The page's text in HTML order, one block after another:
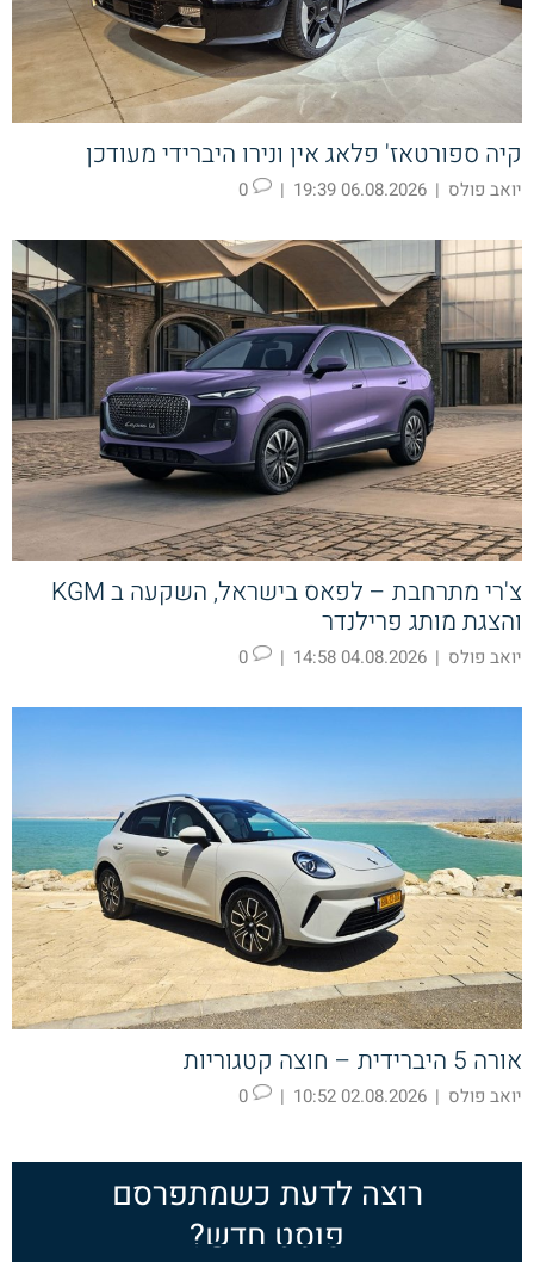
קיה ספורטאז' פלאג אין ונירו היברידי מעודכן
יואב פולס |
06.08.2026 19:39
|
צ'רי מתרחבת – לפאס בישראל, השקעה ב KGM
והצגת מותג פרילנדר
יואב פולס |
04.08.2026 14:58
|
אורה 5 היברידית – חוצה קטגוריות
יואב פולס |
02.08.2026 10:52
|
רוצה לדעת כשמתפרסם
פוסט חדש?